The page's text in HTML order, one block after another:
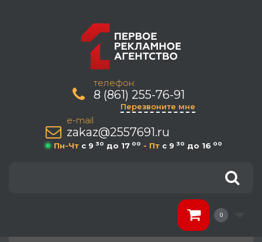
телефон:
8 (861) 255-76-91
Перезвоните мне
e-mail
zakaz@2557691.ru
Пн-Чт c 9 30 до 17 00 - Пт c 9 30 до 16 00
0